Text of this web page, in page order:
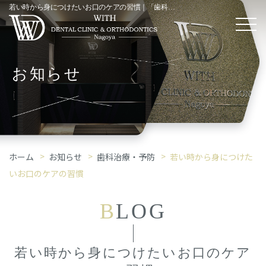
若い時から身につけたいお口のケアの習慣｜「歯科治療・予防」コラム
お知らせ
ホーム お知らせ 歯科治療・予防
若い時から身につけた
いお口のケアの習慣
BLOG
若い時から身につけたいお口のケア